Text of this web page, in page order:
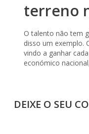
terreno
O talento não tem
disso um exemplo.
vindo a ganhar
económico
DEIXE O SEU